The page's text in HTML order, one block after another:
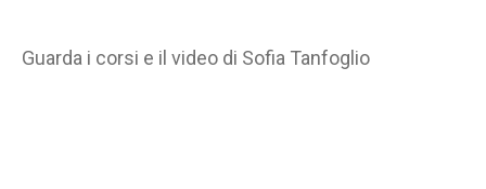
Guarda i corsi e il video di Sofia Tanfoglio